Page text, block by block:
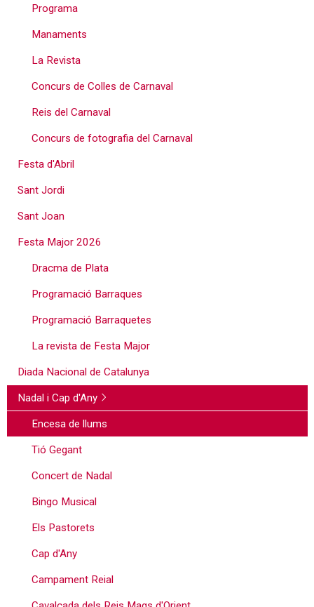
Programa
Manaments
La Revista
Concurs de Colles de Carnaval
Reis del Carnaval
Concurs de fotografia del Carnaval
Festa d'Abril
Sant Jordi
Sant Joan
Festa Major 2026
Dracma de Plata
Programació Barraques
Programació Barraquetes
La revista de Festa Major
Diada Nacional de Catalunya
Nadal i Cap d'Any
Encesa de llums
Tió Gegant
Concert de Nadal
Bingo Musical
Els Pastorets
Cap d'Any
Campament Reial